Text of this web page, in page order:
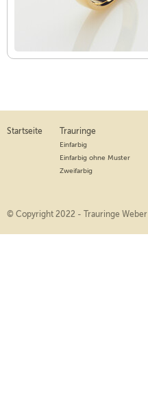
Startseite Trauringe
Einfarbig
Einfarbig ohne Muster
Zweifarbig
© Copyright 2022 - Trauringe Weber